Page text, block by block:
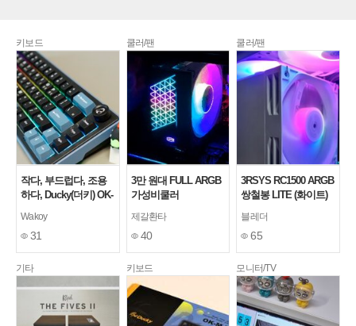
키보드
작다, 부드럽다, 조용
하다, Ducky(더키) OK-
계식키보드
Wakoy
31
쿨러/팬
3만 원대 FULL ARGB
가성비쿨러
RT400 TCL
제갈환타
40
쿨러/팬
3RSYS RC1500 ARGB
쌍철봉 LITE (화이트)
블레더
65
기타 키보드 모니터/TV